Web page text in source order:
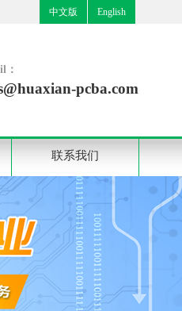
中文版 English
：
pcba.com
联系我们